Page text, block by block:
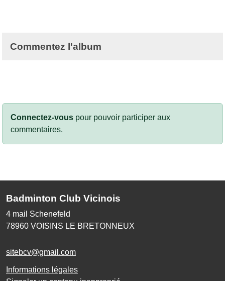
Commentez l'album
Connectez-vous pour pouvoir participer aux
commentaires.
Badminton Club Vicinois
4 mail Schenefeld
78960 VOISINS LE BRETONNEUX
sitebcv@gmail.com
Informations légales